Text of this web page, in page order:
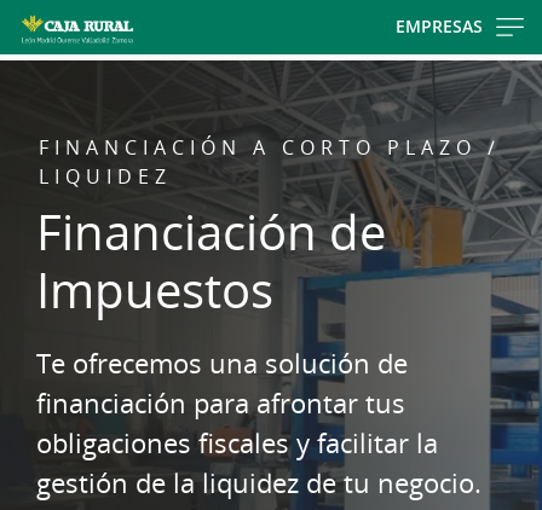
main
contentt
EMPRESAS
FINANCIACIÓN A CORTO PLAZO /
LIQUIDEZ
Financiación de
Impuestos
Te ofrecemos una solución de
financiación para afrontar tus
obligaciones fiscales y facilitar la
gestión de la liquidez de tu negocio.